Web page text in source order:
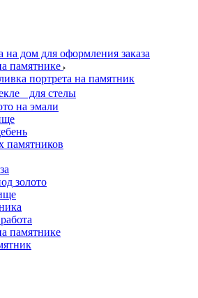
дом для оформления заказа
памятнике
портрета на памятник
для стелы
на эмали
памятников
золото
памятнике